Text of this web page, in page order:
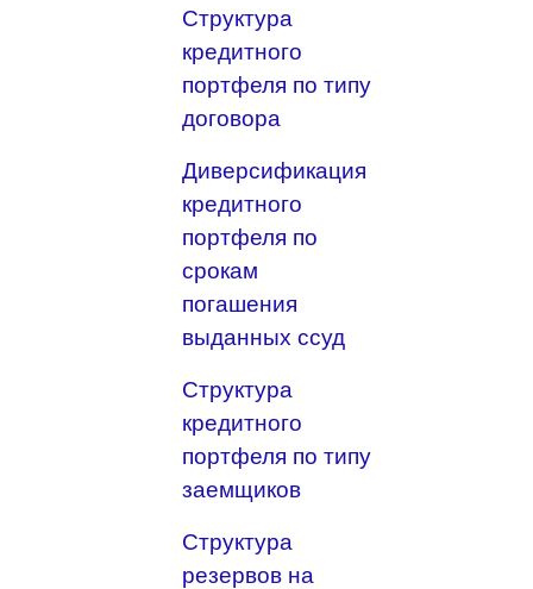
Структура
кредитного
портфеля по типу
договора
Диверсификация
кредитного
портфеля по
срокам
погашения
выданных ссуд
Структура
кредитного
портфеля по типу
заемщиков
Структура
резервов на